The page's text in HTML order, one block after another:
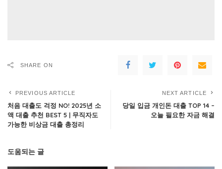
SHARE ON
PREVIOUS ARTICLE
처음 대출도 걱정 NO! 2025년 소
액 대출 추천 BEST 5 | 무직자도
가능한 비상금 대출 총정리
NEXT ARTICLE
당일 입금 개인돈 대출 TOP 14 –
오늘 필요한 자금 해결
도움되는 글